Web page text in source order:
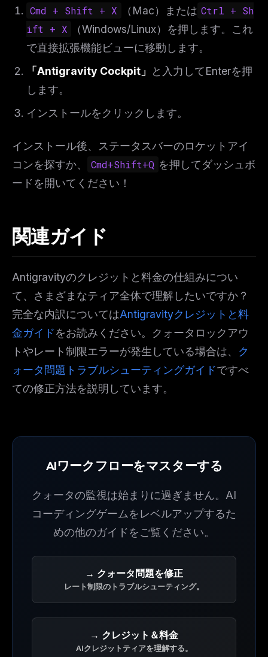
Cmd + Shift + X （Mac）または Ctrl + Sh
ift + X
（Windows/Linux）を押します。これ
で直接拡張機能ビューに移動します。
「Antigravity Cockpit」
と入力してEnterを押
します。
インストールをクリックします。
インストール後、ステータスバーのロケットアイ
コンを探すか、
Cmd+Shift+Q を押してダッシュボ
ードを開いてください！
関連ガイド
Antigravityのクレジットと料金の仕組みについ
て、さまざまなティア全体で理解したいですか？
完全な内訳についてはAntigravityクレジットと料
金ガイドをお読みください。クォータロックアウ
トやレート制限エラーが発生している場合は、 ク
ォータ問題トラブルシューティングガイドですべ
ての修正方法を説明しています。
AIワークフローをマスターする
クォータの監視は始まりに過ぎません。AI
コーディングゲームをレベルアップするた
めの他のガイドをご覧ください。
→ クォータ問題を修正
レート制限のトラブルシューティング。
→ クレジット＆料金
AIクレジットティアを理解する。